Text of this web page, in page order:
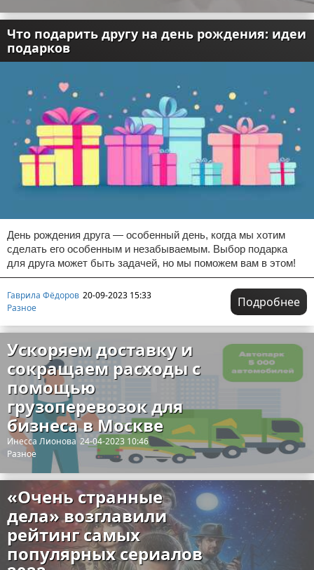
Что подарить другу на день рождения: идеи
подарков
День рождения друга — особенный день, когда мы хотим
сделать его особенным и незабываемым. Выбор подарка
для друга может быть задачей, но мы поможем вам в этом!
Гаврила Фёдоров 20-09-2023 15:33
Разное
Подробнее
Ускоряем доставку и
сокращаем расходы с
помощью
грузоперевозок для
бизнеса в Москве
Инесса Лионова 24-04-2023 10:46
Разное
«‎Очень странные
дела»‎ возглавили
рейтинг самых
популярных сериалов